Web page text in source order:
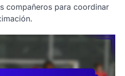
compañeros para coordinar